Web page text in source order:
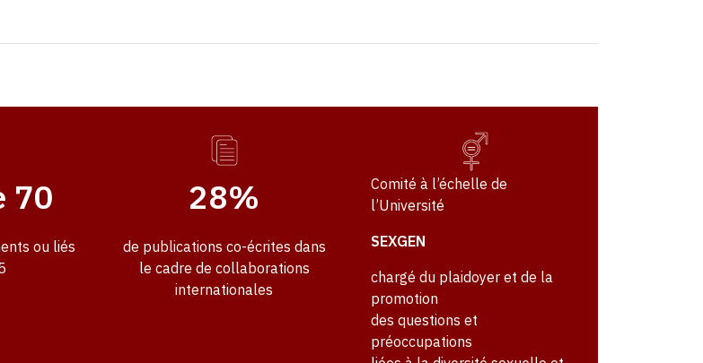
70
ou liés
28%
de publications co-écrites dans
le cadre de collaborations
internationales
Comité à l’échelle de
l’Université
SEXGEN
chargé du plaidoyer et de la
promotion
des questions et
préoccupations